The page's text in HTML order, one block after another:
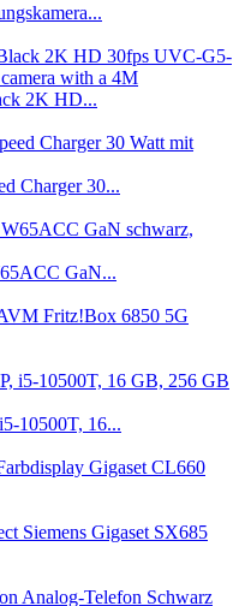
2K HD...
Charger 30...
GaN...
Fritz!Box 6850 5G
10500T, 16...
Gigaset CL660
Siemens Gigaset SX685